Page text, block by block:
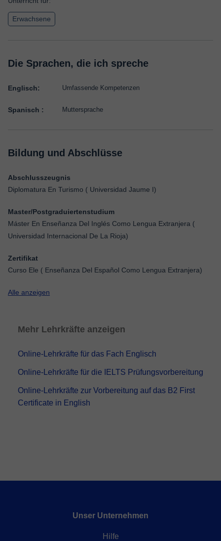
Erwachsene
Die Sprachen, die ich spreche
Englisch: Umfassende Kompetenzen
Spanisch : Muttersprache
Bildung und Abschlüsse
Abschlusszeugnis
Diplomatura En Turismo ( Universidad Jaume I)
Master/Postgraduiertenstudium
Máster En Enseñanza Del Inglés Como Lengua Extranjera (
Universidad Internacional De La Rioja)
Zertifikat
Curso Ele ( Enseñanza Del Español Como Lengua Extranjera)
Alle anzeigen
Mehr Lehrkräfte anzeigen
Online-Lehrkräfte für das Fach Englisch
Online-Lehrkräfte für die IELTS Prüfungsvorbereitung
Online-Lehrkräfte zur Vorbereitung auf das B2 First
Certificate in English
Unser Unternehmen
Hilfe